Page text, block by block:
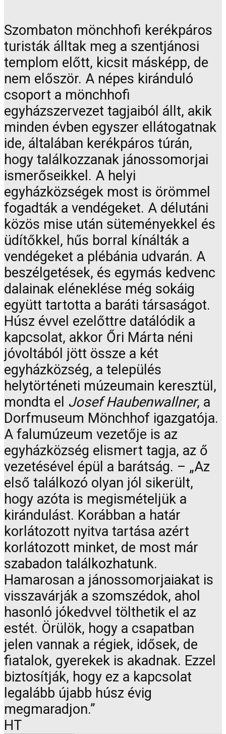
Szombaton mönchhofi kerékpáros
turisták álltak meg a szentjánosi
templom előtt, kicsit másképp, de
nem először. A népes kiránduló
csoport a mönchhofi
egyházszervezet tagjaiból állt, akik
minden évben egyszer ellátogatnak
ide, általában kerékpáros túrán,
hogy találkozzanak jánossomorjai
ismerőseikkel. A helyi
egyházközségek most is örömmel
fogadták a vendégeket. A délutáni
közös mise után süteményekkel és
üdítőkkel, hűs borral kínálták a
vendégeket a plébánia udvarán. A
beszélgetések, és egymás kedvenc
dalainak eléneklése még sokáig
együtt tartotta a baráti társaságot.
Húsz évvel ezelőttre datálódik a
kapcsolat, akkor Őri Márta néni
jóvoltából jött össze a két
egyházközség, a település
helytörténeti múzeumain keresztül,
mondta el Josef Haubenwallner, a
Dorfmuseum Mönchhof igazgatója.
A falumúzeum vezetője is az
egyházközség elismert tagja, az ő
vezetésével épül a barátság. – „Az
első találkozó olyan jól sikerült,
hogy azóta is megismételjük a
kirándulást. Korábban a határ
korlátozott nyitva tartása azért
korlátozott minket, de most már
szabadon találkozhatunk.
Hamarosan a jánossomorjaiakat is
visszavárják a szomszédok, ahol
hasonló jókedvvel tölthetik el az
estét. Örülök, hogy a csapatban
jelen vannak a régiek, idősek, de
fiatalok, gyerekek is akadnak. Ezzel
biztosítják, hogy ez a kapcsolat
legalább újabb húsz évig
megmaradjon.”
HT